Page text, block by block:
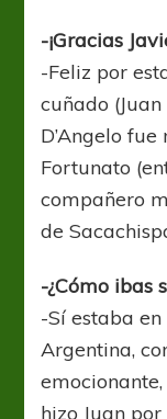
-¡Gracias
-Feliz por
cuñado
D’Angelo
Fortunato
compañero
de
-¿Cómo ibas
-Sí estaba
Argentina,
hizo Juan